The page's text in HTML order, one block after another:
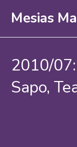
Mesias
2010/
Sapo,